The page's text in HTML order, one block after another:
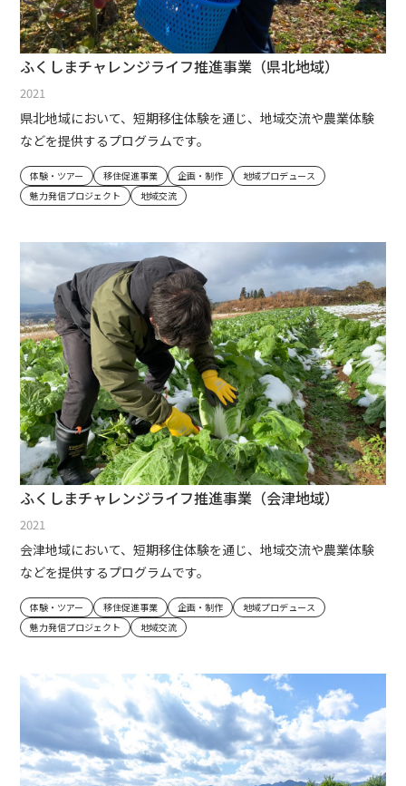
ふくしまチャレンジライフ推進事業（県北地域）
2021
県北地域において、短期移住体験を通じ、地域交流や農業体験
などを提供するプログラムです。
体験・ツアー 移住促進事業 企画・制作
地域プロデュース
魅力発信プロジェクト
地域交流
ふくしまチャレンジライフ推進事業（会津地域）
2021
会津地域において、短期移住体験を通じ、地域交流や農業体験
などを提供するプログラムです。
体験・ツアー 移住促進事業 企画・制作
地域プロデュース
魅力発信プロジェクト
地域交流